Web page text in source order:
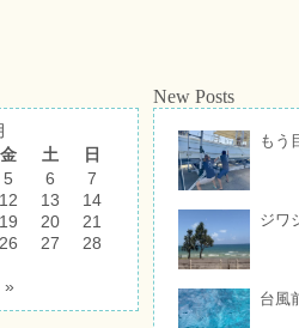
金 土
日
5 6
7
12 13
14
19 20
21
26 27
28
»
New Posts
もう
ジワ
台風